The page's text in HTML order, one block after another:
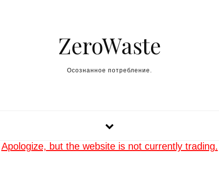
ZeroWaste
Осознанное потребление.
Apologize, but the website is not currently trading.